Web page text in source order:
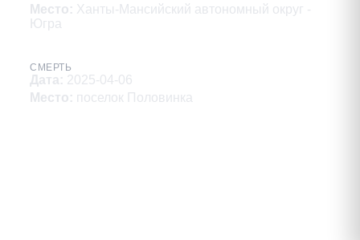
Место: Ханты-Мансийский автономный округ -
Югра
СМЕРТЬ
Дата: 2025-04-06
Место: поселок Половинка